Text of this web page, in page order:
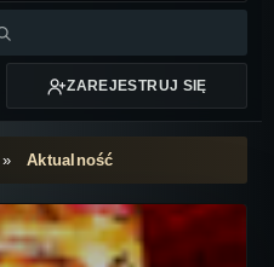
ZAREJESTRUJ SIĘ
»Aktualność